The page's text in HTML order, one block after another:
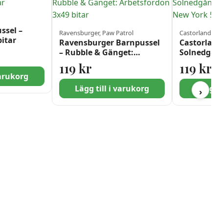
–
Ravensburger, Paw Patrol
Ravensburger Barnpussel
– Rubble & Gänget:
Arbetsfordon 3×49 bitar
119 kr
Lägg till i varukorg
Castorland
bitar
119 kr
›